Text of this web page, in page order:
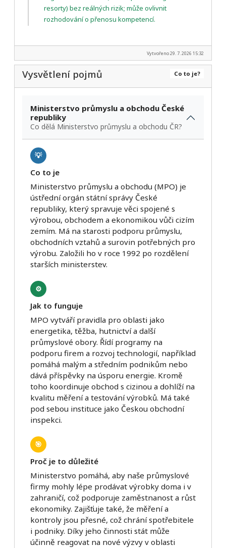
resorty) bez reálných rizik; může ovlivnit
rozhodování o přenosu kompetencí.
Vytvořeno 29. 7. 2026 15:32
Co to je?
Vysvětlení pojmů
Ministerstvo průmyslu a obchodu České
republiky
Co dělá Ministerstvo průmyslu a obchodu ČR?
💡
Co to je
Ministerstvo průmyslu a obchodu (MPO) je
ústřední orgán státní správy České
republiky, který spravuje věci spojené s
výrobou, obchodem a ekonomikou vůči cizím
zemím. Má na starosti podporu průmyslu,
obchodních vztahů a surovin potřebných pro
výrobu. Založili ho v roce 1992 po rozdělení
starších ministerstev.
⚙️
Jak to funguje
MPO vytváří pravidla pro oblasti jako
energetika, těžba, hutnictví a další
průmyslové obory. Řídí programy na
podporu firem a rozvoj technologií, například
pomáhá malým a středním podnikům nebo
dává příspěvky na úsporu energie. Kromě
toho koordinuje obchod s cizinou a dohlíží na
kvalitu měření a testování výrobků. Má také
pod sebou instituce jako Českou obchodní
inspekci.
🎯
Proč je to důležité
Ministerstvo pomáhá, aby naše průmyslové
firmy mohly lépe prodávat výrobky doma i v
zahraničí, což podporuje zaměstnanost a růst
ekonomiky. Zajišťuje také, že měření a
kontroly jsou přesné, což chrání spotřebitele
i podniky. Díky jeho činnosti stát může
účinně reagovat na nové výzvy v oblasti